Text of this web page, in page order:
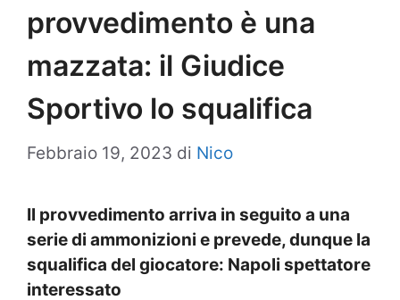
provvedimento è una
mazzata: il Giudice
Sportivo lo squalifica
Febbraio 19, 2023 di Nico
Il provvedimento arriva in seguito a una
serie di ammonizioni e prevede, dunque la
squalifica del giocatore: Napoli spettatore
interessato